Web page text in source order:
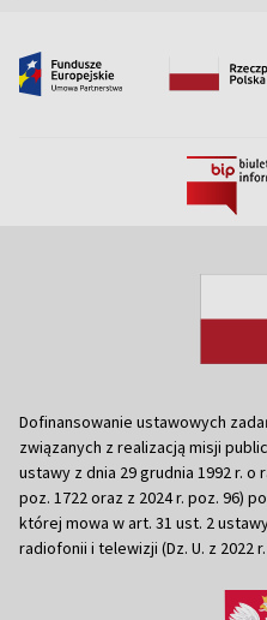
Dofinansowanie ustawowych
związanych z realizacją misji
ustawy z dnia 29 grudnia 1992 r. o
poz. 1722 oraz z 2024 r. poz. 96)
której mowa w art. 31 ust. 2
radiofonii i telewizji (Dz. U. z 2022